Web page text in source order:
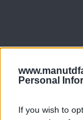
Personal
If you wish to